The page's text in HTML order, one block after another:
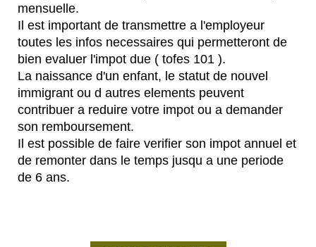
mensuelle.
Il est important de transmettre a l'employeur
toutes les infos necessaires qui permetteront de
bien evaluer l'impot due ( tofes 101 ).
La naissance d'un enfant, le statut de nouvel
immigrant ou d autres elements peuvent
contribuer a reduire votre impot ou a demander
son remboursement.
Il est possible de faire verifier son impot annuel et
de remonter dans le temps jusqu a une periode
de 6 ans.